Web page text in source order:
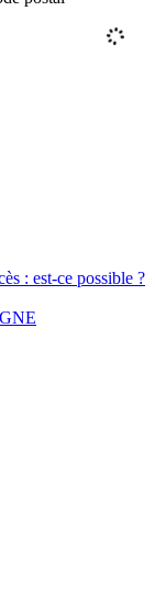
: est-ce possible ?